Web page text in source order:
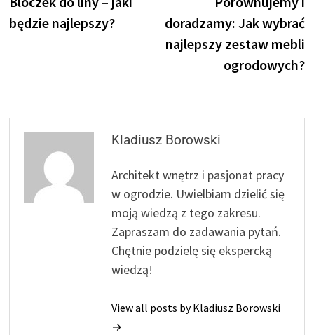
wpisu
będzie najlepszy?
doradzamy: Jak wybrać
najlepszy zestaw mebli
ogrodowych?
Kladiusz Borowski
Architekt wnętrz i pasjonat pracy
w ogrodzie. Uwielbiam dzielić się
moją wiedzą z tego zakresu.
Zapraszam do zadawania pytań.
Chętnie podzielę się ekspercką
wiedzą!
View all posts by Kladiusz Borowski
→